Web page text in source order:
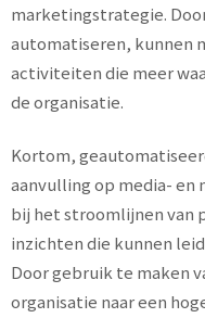
marketingstrategie.
automatiseren, kunnen
activiteiten die meer
de organisatie.
Kortom,
aanvulling op media-
bij het stroomlijnen van
inzichten die kunnen
Door gebruik te maken
organisatie naar een